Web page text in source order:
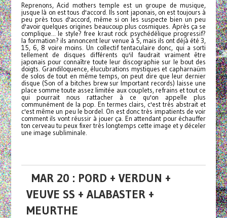
Reprenons, Acid mothers temple est un groupe de musique,
jusque là on est tous d'accord. Ils sont japonais, on est toujours à
peu près tous d'accord, même si on les suspecte bien un peu
d'avoir quelques origines beaucoup plus cosmiques. Après ça se
complique... le style? free kraut rock psychédélique progressif?
la formation? ils annoncent leur venue à 5, mais ils ont déjà été 3,
15, 6, 8 voire moins. Un collectif tentaculaire donc, qui a sorti
tellement de disques différents qu'il faudrait vraiment être
japonais pour connaître toute leur discographie sur le bout des
doigts. Grandiloquence, élucubrations mystiques et capharnaüm
de solos de tout en même temps, on peut dire que leur dernier
disque (Son of a bitches brew sur Important records) laisse une
place somme toute assez limitée aux couplets, refrains et tout ce
qui pourrait nous rattacher à ce qu'on appelle plus
communément de la pop. En termes clairs, c'est très abstrait et
c'est même un peu le bordel. On est donc très impatients de voir
comment ils vont réussir à jouer ça. En attendant pour échauffer
ton cerveau tu peux fixer très longtemps cette image et y déceler
une image subliminale.
MAR 20 : PORD + VERDUN +
VEUVE SS + ALABASTER +
MEURTHE